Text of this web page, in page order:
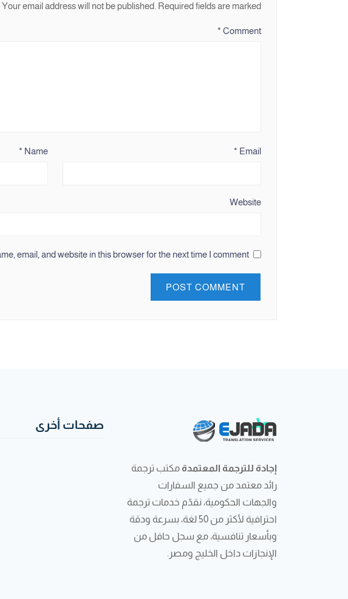
Your email address will not be published. Required fields are marked
Comment
*
Name
* Email
*
Website
email, and website in this browser for the next time I comment.
إجادة للترجمة المعتمدة مكتب ترجمة
رائد معتمد من جميع السفارات
والجهات الحكومية، نقدّم خدمات ترجمة
احترافية لأكثر من 50 لغة، بسرعة ودقة
وبأسعار تنافسية، مع سجل حافل من
الإنجازات داخل الخليج ومصر.
صفحات أخرى